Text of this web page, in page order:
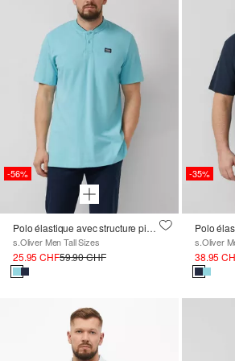
-56%
Polo élastique avec structure piquée
s.Oliver Men Tall Sizes
25.95 CHF59.90 CHF
-35%
s.Oliver
38.95